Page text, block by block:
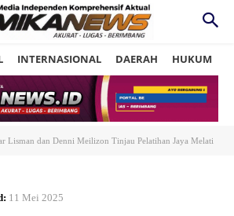
INTERNASIONAL DAERAH HUKUM
Lisman dan Denni Meilizon Tinjau Pelatihan Jaya Melati
11 Mei 2025